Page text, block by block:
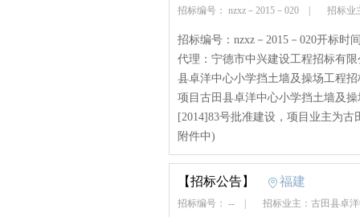
招标编号： nzxz－2015－020 招标业
招标编号：nzxz－2015－020开标时
代理：宁德市中兴建设工程招标有
县卓洋中心小学挡土墙及操场工程
项目古田县卓洋中心小学挡土墙及
[2014]83号批准建设，项目业主为
附件中)
【招标公告】 福建
招标编号： -- 招标业主：古田县卓